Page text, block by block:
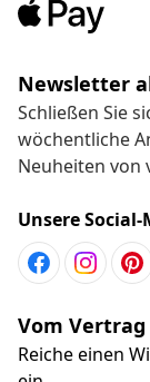
Newsletter
Schließen Sie
wöchentliche
Neuheiten von
Unsere
Vom
Reiche einen